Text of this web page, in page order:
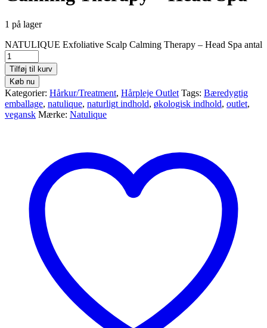
1 på lager
NATULIQUE Exfoliative Scalp Calming Therapy – Head Spa antal
Tilføj til kurv
Køb nu
Kategorier: Hårkur/Treatment, Hårpleje Outlet Tags: Bæredygtig
emballage, natulique, naturligt indhold, økologisk indhold, outlet,
vegansk Mærke: Natulique